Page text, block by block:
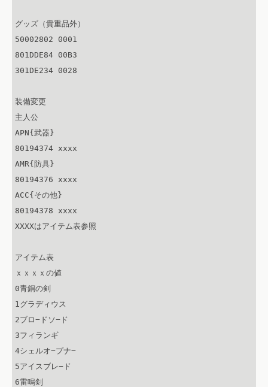
グッズ（貴重品外）
50002802 0001
801DDE84 00B3
301DE234 0028
装備変更
主人公
APN{武器}
80194374 xxxx
AMR{防具}
80194376 xxxx
ACC{その他}
80194378 xxxx
XXXXはアイテム表参照
アイテム表
ｘｘｘｘの値
0青銅の剣
1グラディウス
2ブロ−ドソ−ド
3フィランギ
4シェルオ−プナ−
5アイスブレ−ド
6雷鳴剣